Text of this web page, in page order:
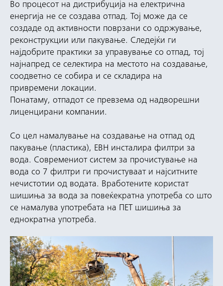
Во процесот на дистрибуција на електрична
енергија не се создава отпад. Тој може да се
создаде од активности поврзани со одржување,
реконструкции или пакување. Следејќи ги
најдобрите практики за управување со отпад, тој
најнапред се селектира на местото на создавање,
соодветно се собира и се складира на
привремени локации.
Понатаму, отпадот се превзема од надворешни
лиценцирани компании.
Со цел намалување на создавање на отпад од
пакување (пластика), ЕВН инсталира филтри за
вода. Современиот систем за прочистување на
вода со 7 филтри ги прочистуваат и најситните
нечистотии од водата. Вработените користат
шишиња за вода за повеќекратна употреба со што
се намалува употребата на ПЕТ шишиња за
еднократна употреба.